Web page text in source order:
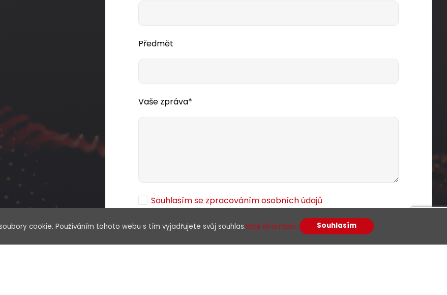
Předmět
Vaše zpráva*
Souhlasím se zpracováním osobních údajů
cookie. Používáním tohoto webu s tím vyjadřujete svůj souhlas.Více informací. Souhlasím